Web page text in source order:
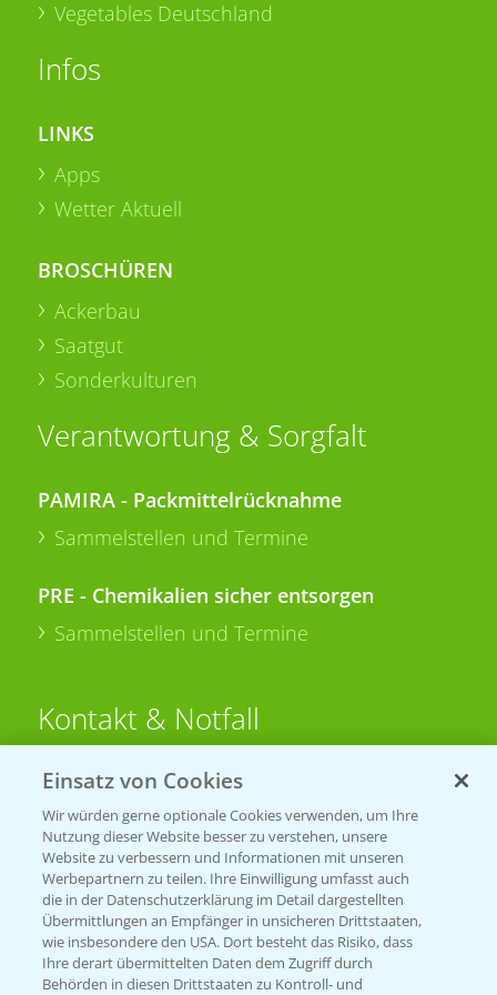
Vegetables Deutschland
Infos
LINKS
Apps
Wetter Aktuell
BROSCHÜREN
Ackerbau
Saatgut
Sonderkulturen
Verantwortung & Sorgfalt
PAMIRA - Packmittelrücknahme
Sammelstellen und Termine
PRE - Chemikalien sicher entsorgen
Sammelstellen und Termine
Kontakt & Notfall
Beratung auf WhatsApp
T.+49 (0)174 346 564 1
KONTAKT
Hilfe in Notfällen
T.+49 (0)214/30-20220
Einsatz von Cookies
Wir würden gerne optionale Cookies verwenden, um Ihre
Nutzung dieser Website besser zu verstehen, unsere
Website zu verbessern und Informationen mit unseren
Werbepartnern zu teilen. Ihre Einwilligung umfasst auch
die in der Datenschutzerklärung im Detail dargestellten
Übermittlungen an Empfänger in unsicheren Drittstaaten,
wie insbesondere den USA. Dort besteht das Risiko, dass
Ihre derart übermittelten Daten dem Zugriff durch
Behörden in diesen Drittstaaten zu Kontroll- und